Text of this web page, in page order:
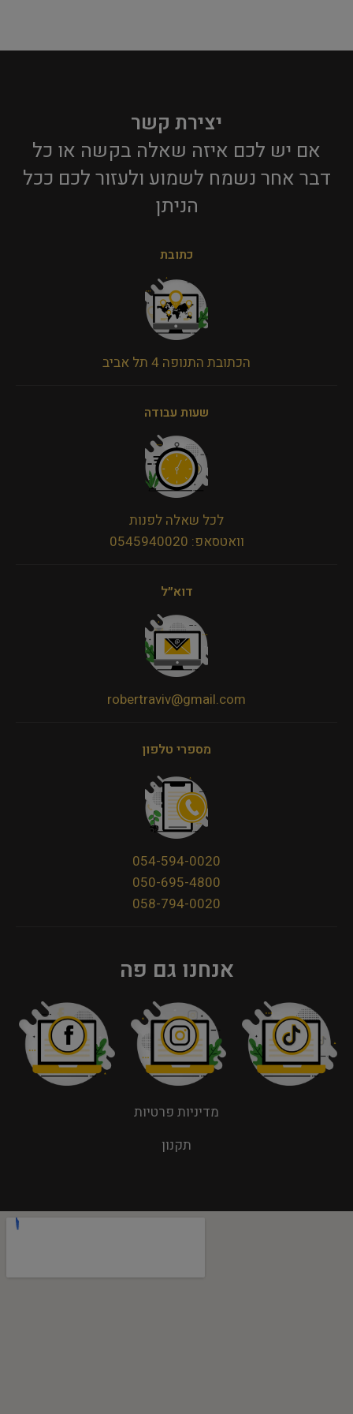
יצירת קשר
אם יש לכם איזה שאלה בקשה או כל
דבר אחר נשמח לשמוע ולעזור לכם ככל
הניתן​
כתובת
הכתובת התנופה 4 תל אביב
שעות עבודה
לכל שאלה לפנות
וואטסאפ: 0545940020
דוא״ל
robertraviv@gmail.com
מספרי טלפון
054-594-0020
050-695-4800
058-794-0020
אנחנו גם פה
מדיניות פרטיות
תקנון